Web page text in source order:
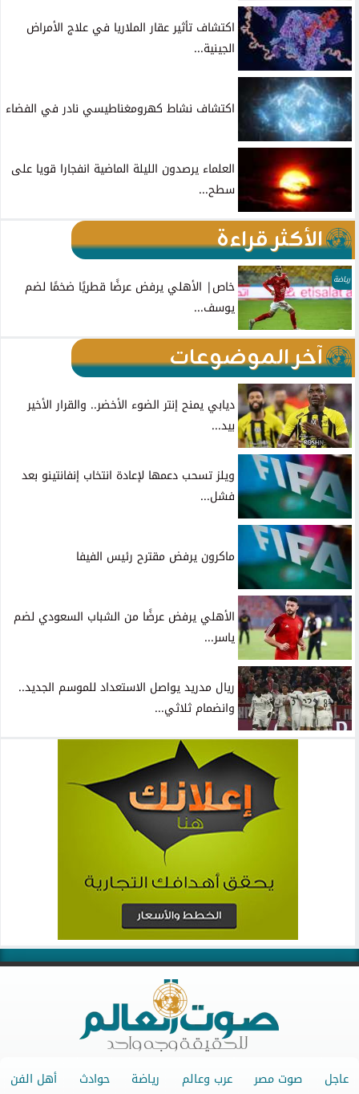
اكتشاف تأثير عقار الملاريا في علاج الأمراض
الجينية...
اكتشاف نشاط كهرومغناطيسي نادر في الفضاء
العلماء يرصدون الليلة الماضية انفجارا قويا على
سطح...
الأكثر قراءة
رياضة
خاص| الأهلي يرفض عرضًا قطريًا ضخمًا لضم
يوسف...
آخر الموضوعات
ديابي يمنح إنتر الضوء الأخضر.. والقرار الأخير
بيد...
ويلز تسحب دعمها لإعادة انتخاب إنفانتينو بعد
فشل...
ماكرون يرفض مقترح رئيس الفيفا
الأهلي يرفض عرضًا من الشباب السعودي لضم
ياسر...
ريال مدريد يواصل الاستعداد للموسم الجديد..
وانضمام ثلاثي...
عاجل صوت مصر عرب وعالم رياضة حوادث أهل الفن